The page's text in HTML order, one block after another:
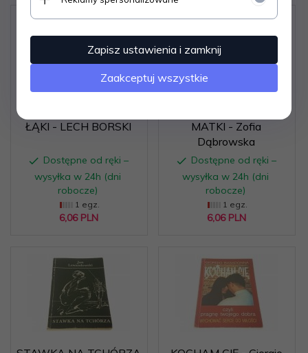
ŁĄKI - LECH BORSKI
Dostępne od ręki –
wysyłka w 24h (dni
robocze)
1 egz.
6,06 PLN
MATKI - Zofia
Dąbrowska
Dostępne od ręki –
wysyłka w 24h (dni
robocze)
1 egz.
6,06 PLN
Zapisz ustawienia i zamknij
Zaakceptuj wszystkie